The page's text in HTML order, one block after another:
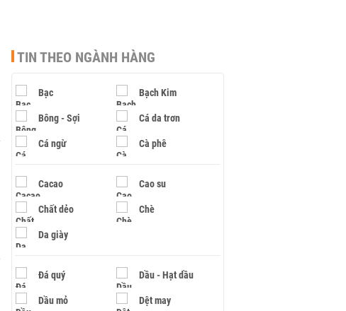
TIN THEO NGÀNH HÀNG
Bạc Bạch Kim
Bông - Sợi Cá da trơn
Cá ngừ Cà phê
Cacao Cao su
Chất dẻo Chè
Da giày
Đá quý Dầu - Hạt dầu
Dầu mỏ Dệt may